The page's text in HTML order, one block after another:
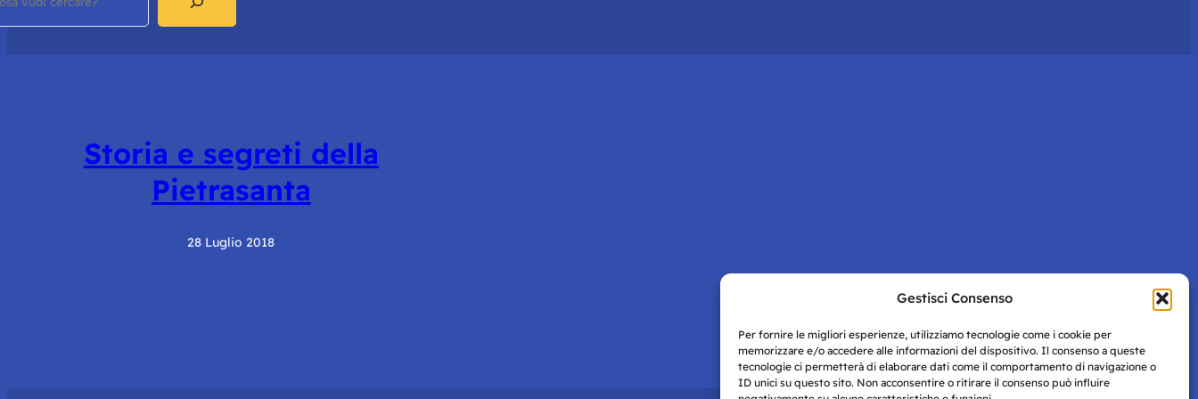
Gestisci Consenso
Per fornire le migliori esperienze, utilizziamo tecnologie come i cookie per
memorizzare e/o accedere alle informazioni del dispositivo. Il consenso a queste
tecnologie ci permetterà di elaborare dati come il comportamento di navigazione o
ID unici su questo sito. Non acconsentire o ritirare il consenso può influire
Storia e segreti della
Pietrasanta
28 Luglio 2018